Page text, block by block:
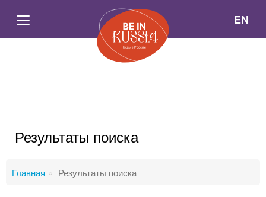
EN
Результаты поиска
Главная Результаты поиска